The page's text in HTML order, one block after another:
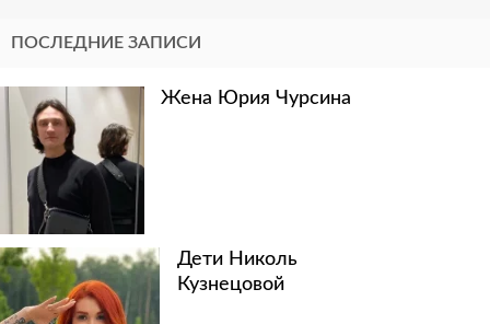
ПОСЛЕДНИЕ ЗАПИСИ
Жена Юрия Чурсина
Дети Николь
Кузнецовой